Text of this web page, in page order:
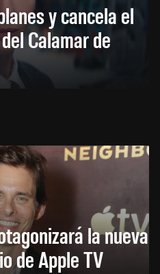
y cancela el
Calamar de
la nueva
de Apple TV